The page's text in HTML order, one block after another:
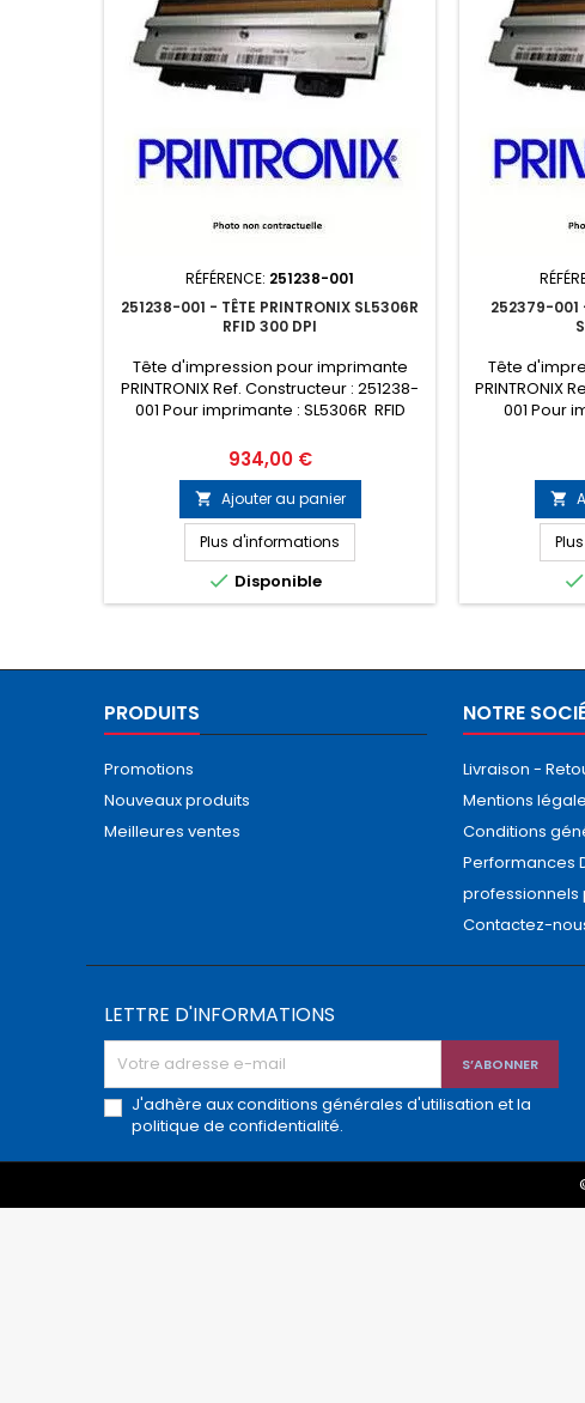
RÉFÉRENCE: 251238-001
251238-001 - TÊTE PRINTRONIX SL5306R
RFID 300 DPI
Tête d'impression pour imprimante
PRINTRONIX Ref. Constructeur : 251238-
001 Pour imprimante : SL5306R RFID
Prix
934,00 €
 Ajouter au panier
Plus d'informations
 Disponible
252379-001
Tête
PRINTRONIX
001 Pour


PRODUITS
Promotions
Nouveaux produits
Meilleures ventes
NOTRE
Livraison -
Mentions
Conditions
Performances
professionnels
Contactez-
LETTRE D'INFORMATIONS
J'adhère aux conditions générales d'utilisation et la
politique de confidentialité.